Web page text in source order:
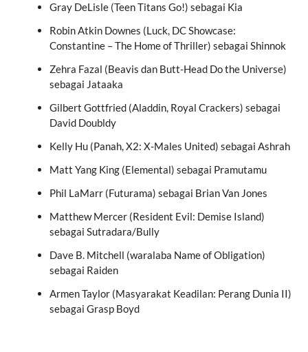
Gray DeLisle (Teen Titans Go!) sebagai Kia
Robin Atkin Downes (Luck, DC Showcase:
Constantine – The Home of Thriller) sebagai Shinnok
Zehra Fazal (Beavis dan Butt-Head Do the Universe)
sebagai Jataaka
Gilbert Gottfried (Aladdin, Royal Crackers) sebagai
David Doubldy
Kelly Hu (Panah, X2: X-Males United) sebagai Ashrah
Matt Yang King (Elemental) sebagai Pramutamu
Phil LaMarr (Futurama) sebagai Brian Van Jones
Matthew Mercer (Resident Evil: Demise Island)
sebagai Sutradara/Bully
Dave B. Mitchell (waralaba Name of Obligation)
sebagai Raiden
Armen Taylor (Masyarakat Keadilan: Perang Dunia II)
sebagai Grasp Boyd